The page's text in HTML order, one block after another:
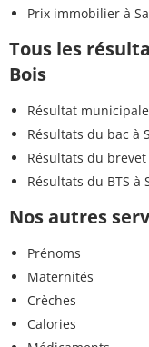
Prix immobilier à
Tous les
Bois
Résultat
Résultats du bac à
Résultats du
Résultats du BTS à
Nos autres
Prénoms
Maternités
Crèches
Calories